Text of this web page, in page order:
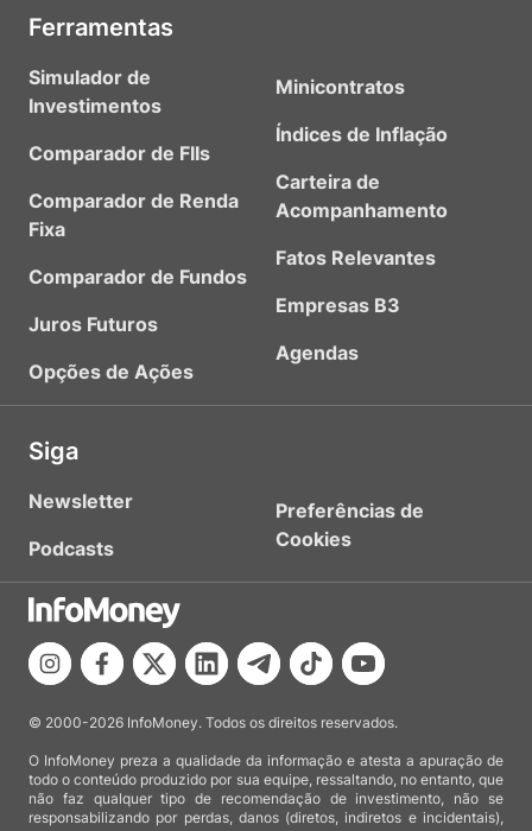
Ferramentas
Simulador de
Investimentos
Comparador de FIIs
Comparador de Renda
Fixa
Comparador de Fundos
Juros Futuros
Opções de Ações
Minicontratos
Índices de Inflação
Carteira de
Acompanhamento
Fatos Relevantes
Empresas B3
Agendas
Siga
Newsletter
Podcasts
Preferências de
Cookies
© 2000-2026 InfoMoney. Todos os direitos reservados.
O InfoMoney preza a qualidade da informação e atesta a apuração de
todo o conteúdo produzido por sua equipe, ressaltando, no entanto, que
não faz qualquer tipo de recomendação de investimento, não se
responsabilizando por perdas, danos (diretos, indiretos e incidentais),